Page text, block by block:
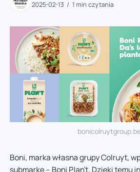
2025-02-13
1 min czytania
Boni, marka własna grupy Colruyt,
submarkę – Boni Plan’t. Dzięki temu